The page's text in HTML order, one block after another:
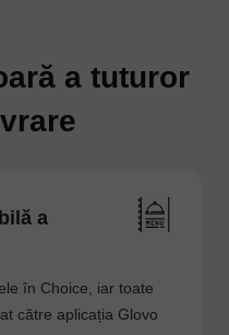
a tuturor
a
în Choice, iar toate
către aplicația Glovo